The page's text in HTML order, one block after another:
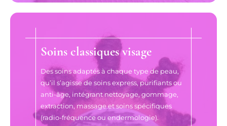
Soins classiques visage
Des soins adaptés à chaque type de peau,
qu’il s’agisse de soins express, purifiants ou
anti-âge, intégrant nettoyage, gommage,
extraction, massage et soins spécifiques
(radio-fréquence ou endermologie).